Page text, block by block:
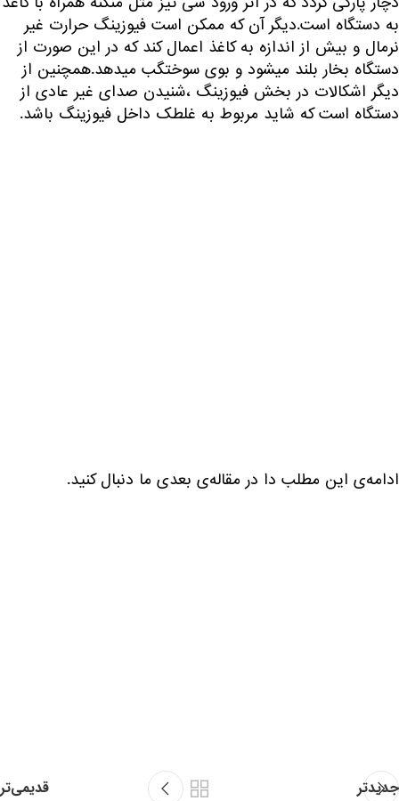
به دستگاه است.دیگر آن که ممکن است فیوزینگ حرارت غیر
نرمال و بیش از اندازه به کاغذ اعمال کند که در این صورت از
دستگاه بخار بلند میشود و بوی سوختگب میدهد.همچنین از
دیگر اشکالات در بخش فیوزینگ ،شنیدن صدای غیر عادی از
دستگاه است که شاید مربوط به غلطک داخل فیوزینگ باشد.
ادامه‌ی این مطلب دا در مقاله‌ی بعدی ما دنبال کنید.
جدیدتر قدیمی‌تر